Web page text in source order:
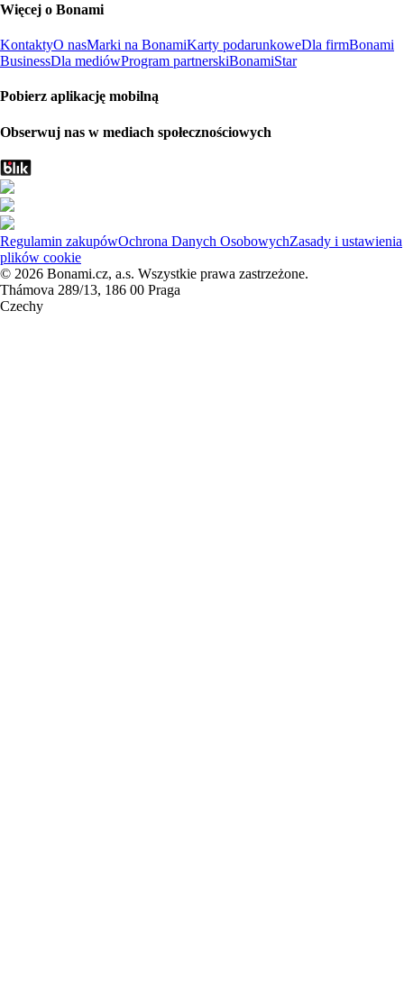
Więcej o Bonami
KontaktyO nasMarki na BonamiKarty podarunkoweDla firmBonami
BusinessDla mediówProgram partnerskiBonamiStar
Pobierz aplikację mobilną
Obserwuj nas w mediach społecznościowych
Regulamin zakupówOchrona Danych OsobowychZasady i ustawienia
plików cookie
© 2026 Bonami.cz, a.s. Wszystkie prawa zastrzeżone.
Thámova 289/13, 186 00 Praga
Czechy